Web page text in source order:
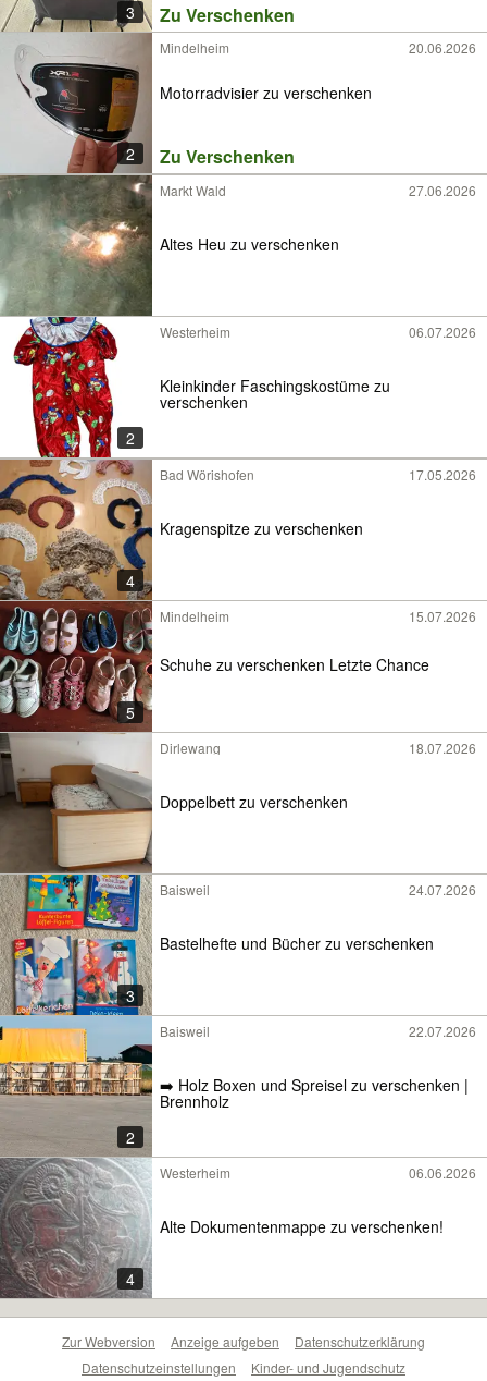
3 Zu Verschenken
2
Mindelheim 20.06.2026
Motorradvisier zu verschenken
Zu Verschenken
Markt Wald 27.06.2026
Altes Heu zu verschenken
2
Westerheim 06.07.2026
Kleinkinder Faschingskostüme zu
verschenken
4
Bad Wörishofen 17.05.2026
Kragenspitze zu verschenken
5
Mindelheim 15.07.2026
Schuhe zu verschenken Letzte Chance
Dirlewang 18.07.2026
Doppelbett zu verschenken
3
Baisweil 24.07.2026
Bastelhefte und Bücher zu verschenken
2
Baisweil 22.07.2026
➡️ Holz Boxen und Spreisel zu verschenken |
Brennholz
4
Westerheim 06.06.2026
Alte Dokumentenmappe zu verschenken!
Zur Webversion Anzeige aufgeben
Datenschutzerklärung
Datenschutzeinstellungen
Kinder- und Jugendschutz